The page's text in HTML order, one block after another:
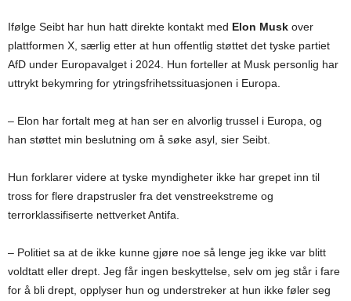
Ifølge Seibt har hun hatt direkte kontakt med Elon Musk over
plattformen X, særlig etter at hun offentlig støttet det tyske partiet
AfD under Europavalget i 2024. Hun forteller at Musk personlig har
uttrykt bekymring for ytringsfrihetssituasjonen i Europa.
– Elon har fortalt meg at han ser en alvorlig trussel i Europa, og
han støttet min beslutning om å søke asyl, sier Seibt.
Hun forklarer videre at tyske myndigheter ikke har grepet inn til
tross for flere drapstrusler fra det venstreekstreme og
terrorklassifiserte nettverket Antifa.
– Politiet sa at de ikke kunne gjøre noe så lenge jeg ikke var blitt
voldtatt eller drept. Jeg får ingen beskyttelse, selv om jeg står i fare
for å bli drept, opplyser hun og understreker at hun ikke føler seg